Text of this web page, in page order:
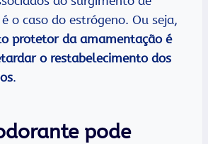
o caso do estrógeno. Ou seja,
protetor da amamentação é
o restabelecimento dos
.
pode